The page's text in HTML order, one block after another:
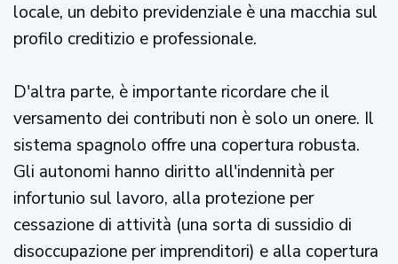
locale, un debito previdenziale è una macchia sul
profilo creditizio e professionale.
D'altra parte, è importante ricordare che il
versamento dei contributi non è solo un onere. Il
sistema spagnolo offre una copertura robusta.
Gli autonomi hanno diritto all'indennità per
infortunio sul lavoro, alla protezione per
cessazione di attività (una sorta di sussidio di
disoccupazione per imprenditori) e alla copertura